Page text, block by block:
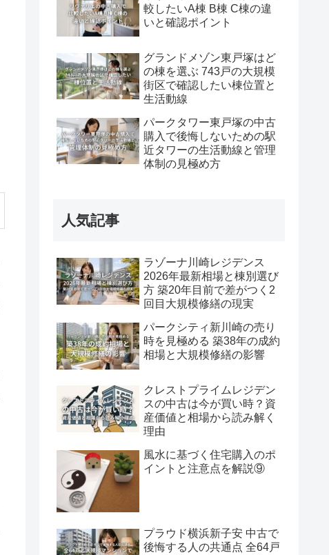
較したいA棟 B棟 C棟の違
いと確認ポイント
グランドメゾン東戸塚はど
の棟を選ぶ 743戸の大規模
街区で確認したい棟位置と
生活動線
パークタワー東戸塚の中古
購入で後悔しないための駅
近タワーの生活動線と管理
体制の見極め方
人気記事
ラゾーナ川崎レジデンス
2026年最新相場と棟別選び
方 築20年目前で差がつく2
回目大規模修繕の現実
パークシティ新川崎の売り
時を見極める 築38年の成約
相場と大規模修繕の影響
クレストプライムレジデン
スの中古は今が買い時？資
産価値と相場から読み解く
理由
風水に基づく住宅購入のポ
イントと注意点を解説⑨
プラウド横浜新子安 中古で
後悔する人の共通点 全64戸